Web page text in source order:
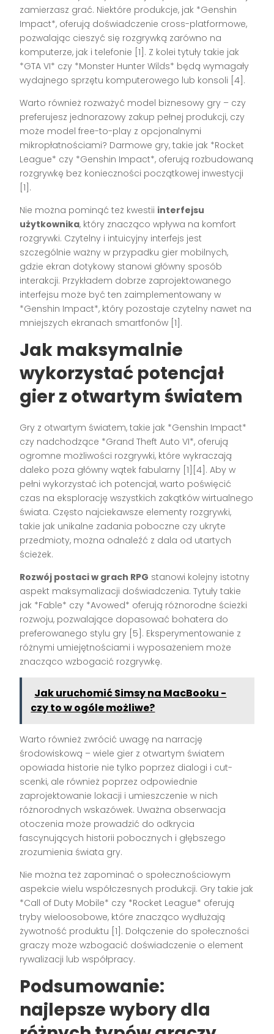
zamierzasz grać. Niektóre produkcje, jak *Genshin
Impact*, oferują doświadczenie cross-platformowe,
pozwalając cieszyć się rozgrywką zarówno na
komputerze, jak i telefonie [1]. Z kolei tytuły takie jak
*GTA VI* czy *Monster Hunter Wilds* będą wymagały
wydajnego sprzętu komputerowego lub konsoli [4].
Warto również rozważyć model biznesowy gry – czy
preferujesz jednorazowy zakup pełnej produkcji, czy
może model free-to-play z opcjonalnymi
mikropłatnościami? Darmowe gry, takie jak *Rocket
League* czy *Genshin Impact*, oferują rozbudowaną
rozgrywkę bez konieczności początkowej inwestycji
[1].
Nie można pominąć też kwestii interfejsu
użytkownika, który znacząco wpływa na komfort
rozgrywki. Czytelny i intuicyjny interfejs jest
szczególnie ważny w przypadku gier mobilnych,
gdzie ekran dotykowy stanowi główny sposób
interakcji. Przykładem dobrze zaprojektowanego
interfejsu może być ten zaimplementowany w
*Genshin Impact*, który pozostaje czytelny nawet na
mniejszych ekranach smartfonów [1].
Jak maksymalnie
wykorzystać potencjał
gier z otwartym światem
Gry z otwartym światem, takie jak *Genshin Impact*
czy nadchodzące *Grand Theft Auto VI*, oferują
ogromne możliwości rozgrywki, które wykraczają
daleko poza główny wątek fabularny [1][4]. Aby w
pełni wykorzystać ich potencjał, warto poświęcić
czas na eksplorację wszystkich zakątków wirtualnego
świata. Często najciekawsze elementy rozgrywki,
takie jak unikalne zadania poboczne czy ukryte
przedmioty, można odnaleźć z dala od utartych
ścieżek.
Rozwój postaci w grach RPG stanowi kolejny istotny
aspekt maksymalizacji doświadczenia. Tytuły takie
jak *Fable* czy *Avowed* oferują różnorodne ścieżki
rozwoju, pozwalające dopasować bohatera do
preferowanego stylu gry [5]. Eksperymentowanie z
różnymi umiejętnościami i wyposażeniem może
znacząco wzbogacić rozgrywkę.
Jak uruchomić Simsy na MacBooku -
czy to w ogóle możliwe?
Warto również zwrócić uwagę na narrację
środowiskową – wiele gier z otwartym światem
opowiada historie nie tylko poprzez dialogi i cut-
scenki, ale również poprzez odpowiednie
zaprojektowanie lokacji i umieszczenie w nich
różnorodnych wskazówek. Uważna obserwacja
otoczenia może prowadzić do odkrycia
fascynujących historii pobocznych i głębszego
zrozumienia świata gry.
Nie można też zapominać o społecznościowym
aspekcie wielu współczesnych produkcji. Gry takie jak
*Call of Duty Mobile* czy *Rocket League* oferują
tryby wieloosobowe, które znacząco wydłużają
żywotność produktu [1]. Dołączenie do społeczności
graczy może wzbogacić doświadczenie o element
rywalizacji lub współpracy.
Podsumowanie:
najlepsze wybory dla